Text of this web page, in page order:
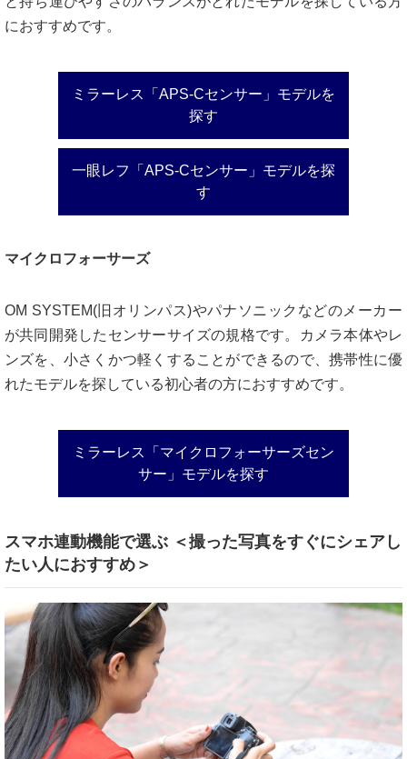
におすすめです。
ミラーレス「APS-Cセンサー」モデルを
探す
一眼レフ「APS-Cセンサー」モデルを探
す
マイクロフォーサーズ
OM SYSTEM(旧オリンパス)やパナソニックなどのメーカー
が共同開発したセンサーサイズの規格です。カメラ本体やレ
ンズを、小さくかつ軽くすることができるので、携帯性に優
れたモデルを探している初心者の方におすすめです。
ミラーレス「マイクロフォーサーズセン
サー」モデルを探す
スマホ連動機能で選ぶ ＜撮った写真をすぐにシェアし
たい人におすすめ＞